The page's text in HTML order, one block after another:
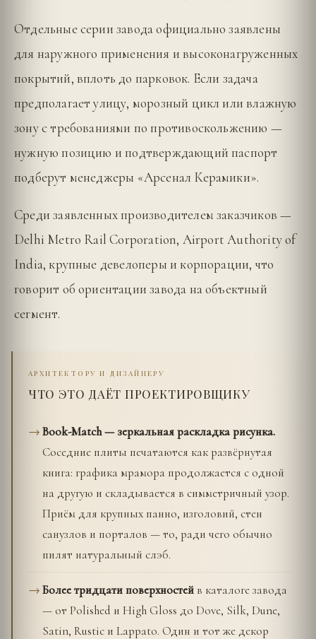
Отдельные серии завода официально заявлены
для наружного применения и высоконагруженных
покрытий, вплоть до парковок. Если задача
предполагает улицу, морозный цикл или влажную
зону с требованиями по противоскольжению —
нужную позицию и подтверждающий паспорт
подберут менеджеры «Арсенал Керамики».
Среди заявленных производителем заказчиков —
Delhi Metro Rail Corporation, Airport Authority of
India, крупные девелоперы и корпорации, что
говорит об ориентации завода на объектный
сегмент.
АРХИТЕКТОРУ И ДИЗАЙНЕРУ
ЧТО ЭТО ДАЁТ ПРОЕКТИРОВЩИКУ
Book-Match — зеркальная раскладка рисунка.
Соседние плиты печатаются как развёрнутая
книга: графика мрамора продолжается с одной
на другую и складывается в симметричный узор.
Приём для крупных панно, изголовий, стен
санузлов и порталов — то, ради чего обычно
пилят натуральный слэб.
Более тридцати поверхностей в каталоге завода
— от Polished и High Gloss до Dove, Silk, Dune,
Satin, Rustic и Lappato. Один и тот же декор